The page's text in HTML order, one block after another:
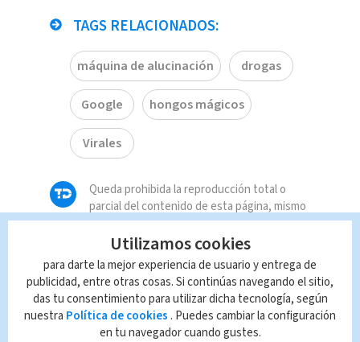
TAGS RELACIONADOS:
máquina de alucinación drogas
Google hongos mágicos
Virales
Queda prohibida la reproducción total o
parcial del contenido de esta página, mismo
que es propiedad de TELEDIARIO; su
reproducción no autorizada constituye una
infracción y un delito de conformidad con las
leyes aplicables.
Utilizamos cookies
para darte la mejor experiencia de usuario y entrega de
publicidad, entre otras cosas. Si continúas navegando el sitio,
das tu consentimiento para utilizar dicha tecnología, según
nuestra Política de cookies . Puedes cambiar la configuración
en tu navegador cuando gustes.